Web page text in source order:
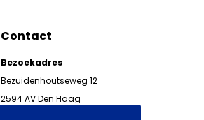
Contact
Bezoekadres
Bezuidenhoutseweg 12
2594 AV Den Haag